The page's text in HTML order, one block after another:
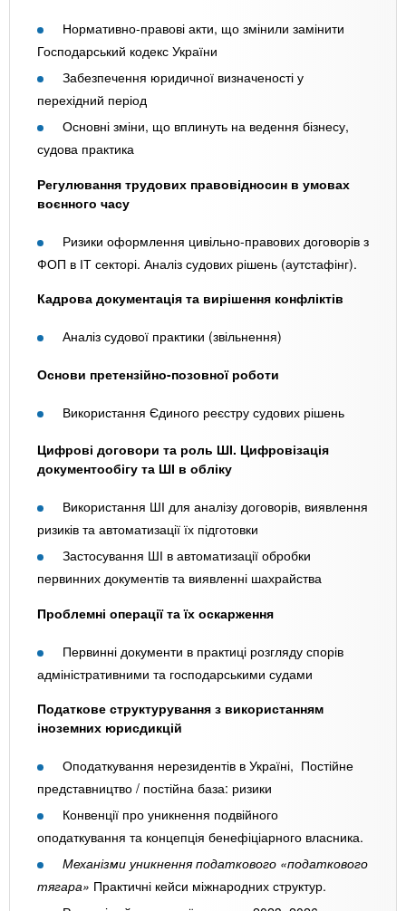
Нормативно-правові акти, що змінили замінити
Господарський кодекс України
Забезпечення юридичної визначеності у
перехідний період
Основні зміни, що вплинуть на ведення бізнесу,
судова практика
Регулювання трудових правовідносин в умовах
воєнного часу
Ризики оформлення цивільно-правових договорів з
ФОП в ІТ секторі. Аналіз судових рішень (аутстафінг).
Кадрова документація та вирішення конфліктів
Аналіз судової практики (звільнення)
Основи претензійно-позовної роботи
Використання Єдиного реєстру судових рішень
Цифрові договори та роль ШІ. Цифровізація
документообігу та ШІ в обліку
Використання ШІ для аналізу договорів, виявлення
ризиків та автоматизації їх підготовки
Застосування ШІ в автоматизації обробки
первинних документів та виявленні шахрайства
Проблемні операції та їх оскарження
Первинні документи в практиці розгляду спорів
адміністративними та господарськими судами
Податкове структурування з використанням
іноземних юрисдикцій
Оподаткування нерезидентів в Україні, Постійне
представництво / постійна база: ризики
Конвенції про уникнення подвійного
оподаткування та концепція бенефіціарного власника.
Механізми уникнення податкового «податкового
тягара» Практичні кейси міжнародних структур.